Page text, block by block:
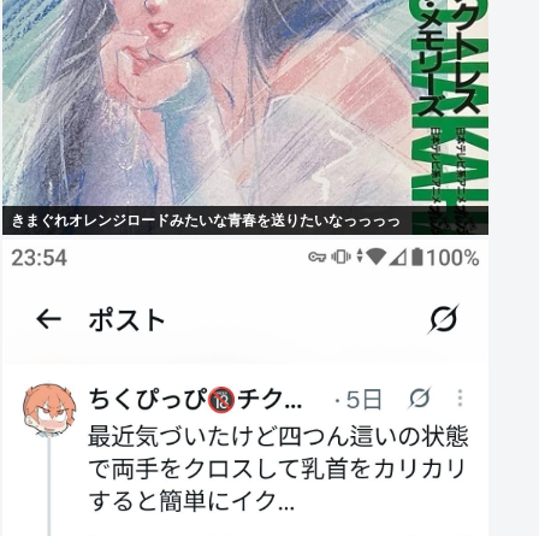
きまぐれオレンジロードみたいな青春を送りたいなっっっっ